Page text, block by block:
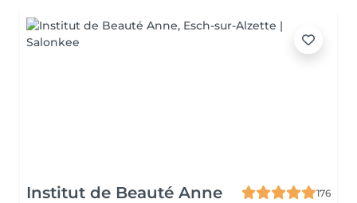
Institut de Beauté Anne
176